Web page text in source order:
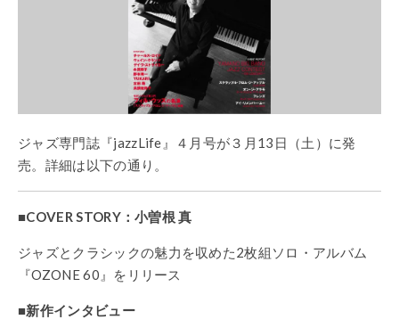
ジャズ専門誌『jazzLife』４月号が３月13日（土）に発
売。詳細は以下の通り。
■COVER STORY：小曽根 真
ジャズとクラシックの魅力を収めた2枚組ソロ・アルバム
『OZONE 60』をリリース
■新作インタビュー